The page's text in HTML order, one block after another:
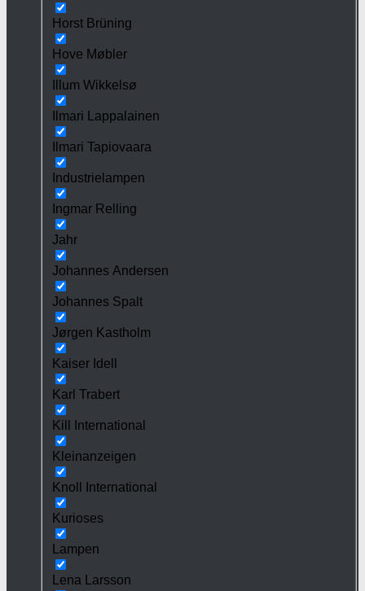
Horst Brüning
Hove Møbler
Illum Wikkelsø
Ilmari Lappalainen
Ilmari Tapiovaara
Industrielampen
Ingmar Relling
Jahr
Johannes Andersen
Johannes Spalt
Jørgen Kastholm
Kaiser Idell
Karl Trabert
Kill International
Kleinanzeigen
Knoll International
Kurioses
Lampen
Lena Larsson